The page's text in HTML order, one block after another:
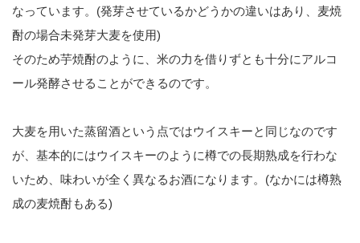
なっています。(発芽させているかどうかの違いはあり、麦焼
酎の場合未発芽大麦を使用)
そのため芋焼酎のように、米の力を借りずとも十分にアルコ
ール発酵させることができるのです。
大麦を用いた蒸留酒という点ではウイスキーと同じなのです
が、基本的にはウイスキーのように樽での長期熟成を行わな
いため、味わいが全く異なるお酒になります。(なかには樽熟
成の麦焼酎もある)